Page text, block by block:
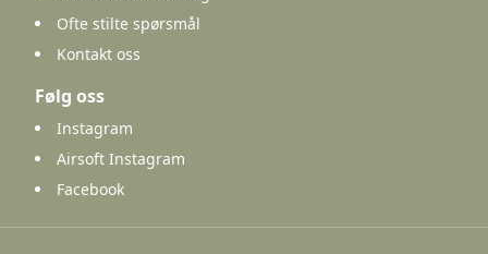
Ofte stilte spørsmål
Kontakt oss
Følg oss
Instagram
Airsoft Instagram
Facebook